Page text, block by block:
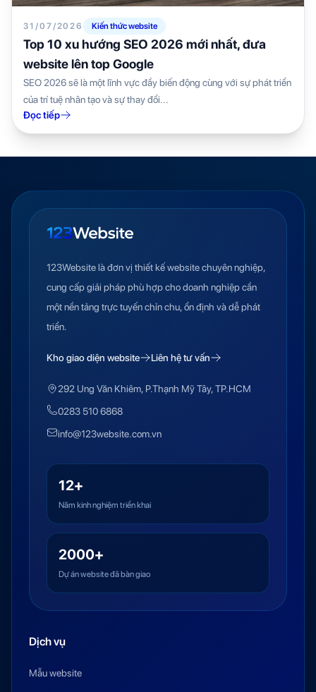
31/07/2026 Kiến thức website
Top 10 xu hướng SEO 2026 mới nhất, đưa
website lên top Google
SEO 2026 sẽ là một lĩnh vực đầy biến động cùng với sự phát triển
của trí tuệ nhân tạo và sự thay đổi...
Đọc tiếp
123Website là đơn vị thiết kế website chuyên nghiệp,
cung cấp giải pháp phù hợp cho doanh nghiệp cần
một nền tảng trực tuyến chỉn chu, ổn định và dễ phát
triển.
Kho giao diện website Liên hệ tư vấn
292 Ung Văn Khiêm, P.Thạnh Mỹ Tây, TP.HCM
0283 510 6868
info@123website.com.vn
12+
Năm kinh nghiệm triển khai
2000+
Dự án website đã bàn giao
Dịch vụ
Mẫu website